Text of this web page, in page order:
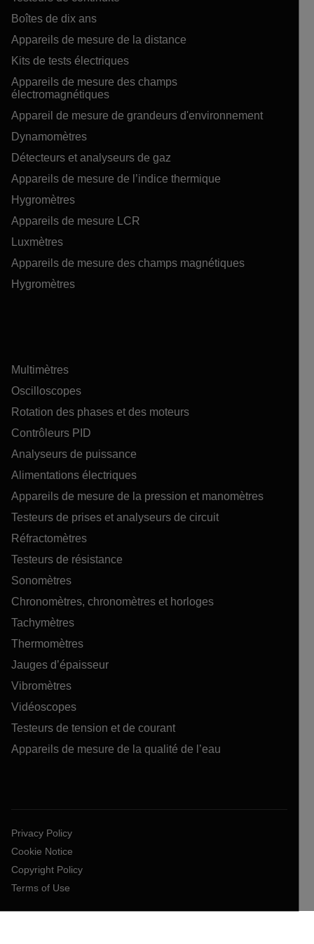
Boîtes de dix ans
Appareils de mesure de la distance
Kits de tests électriques
Appareils de mesure des champs
électromagnétiques
Appareil de mesure de grandeurs d'environnement
Dynamomètres
Détecteurs et analyseurs de gaz
Appareils de mesure de l’indice thermique
Hygromètres
Appareils de mesure LCR
Luxmètres
Appareils de mesure des champs magnétiques
Hygromètres
Multimètres
Oscilloscopes
Rotation des phases et des moteurs
Contrôleurs PID
Analyseurs de puissance
Alimentations électriques
Appareils de mesure de la pression et manomètres
Testeurs de prises et analyseurs de circuit
Réfractomètres
Testeurs de résistance
Sonomètres
Chronomètres, chronomètres et horloges
Tachymètres
Thermomètres
Jauges d’épaisseur
Vibromètres
Vidéoscopes
Testeurs de tension et de courant
Appareils de mesure de la qualité de l’eau
Privacy Policy
Cookie Notice
Copyright Policy
Terms of Use